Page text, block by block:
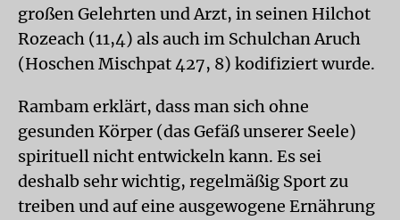
großen Gelehrten und Arzt, in seinen Hilchot
Rozeach (11,4) als auch im Schulchan Aruch
(Hoschen Mischpat 427, 8) kodifiziert wurde.
Rambam erklärt, dass man sich ohne
gesunden Körper (das Gefäß unserer Seele)
spirituell nicht entwickeln kann. Es sei
deshalb sehr wichtig, regelmäßig Sport zu
treiben und auf eine ausgewogene Ernährung